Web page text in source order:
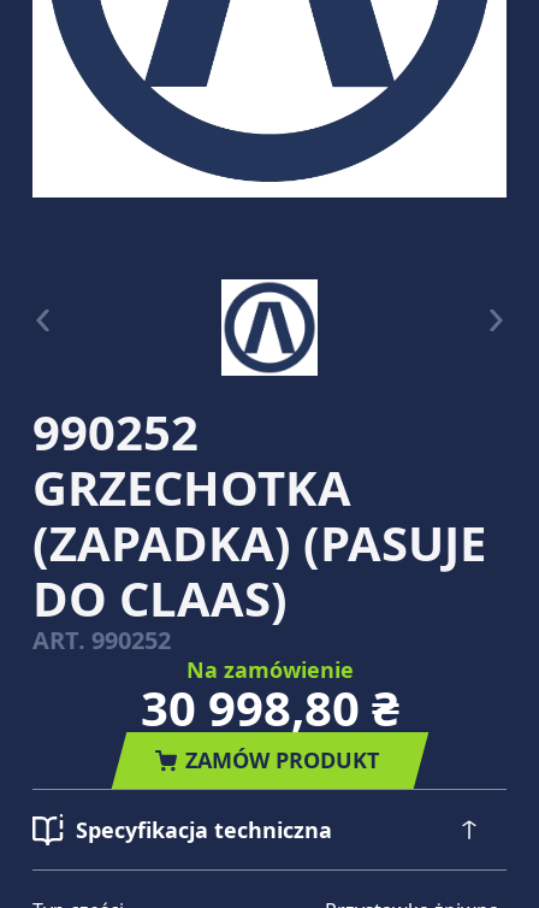
990252
GRZECHOTKA
(ZAPADKA) (PASUJE
DO CLAAS)
ART. 990252
Na zamówienie
30 998,80 ₴
ZAMÓW PRODUKT
Specyfikacja techniczna